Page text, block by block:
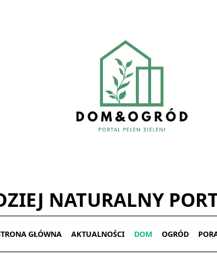
NATURALNY
GŁÓWNA AKTUALNOŚCI DOM OGRÓD